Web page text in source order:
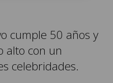
cumple 50 años y
alto con un
celebridades.